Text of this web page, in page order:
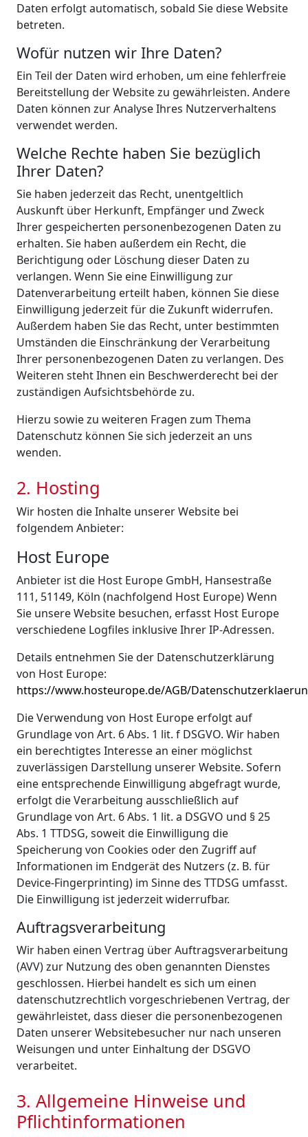
Daten erfolgt automatisch, sobald Sie diese Website
betreten.
Wofür nutzen wir Ihre Daten?
Ein Teil der Daten wird erhoben, um eine fehlerfreie
Bereitstellung der Website zu gewährleisten. Andere
Daten können zur Analyse Ihres Nutzerverhaltens
verwendet werden.
Welche Rechte haben Sie bezüglich
Ihrer Daten?
Sie haben jederzeit das Recht, unentgeltlich
Auskunft über Herkunft, Empfänger und Zweck
Ihrer gespeicherten personenbezogenen Daten zu
erhalten. Sie haben außerdem ein Recht, die
Berichtigung oder Löschung dieser Daten zu
verlangen. Wenn Sie eine Einwilligung zur
Datenverarbeitung erteilt haben, können Sie diese
Einwilligung jederzeit für die Zukunft widerrufen.
Außerdem haben Sie das Recht, unter bestimmten
Umständen die Einschränkung der Verarbeitung
Ihrer personenbezogenen Daten zu verlangen. Des
Weiteren steht Ihnen ein Beschwerderecht bei der
zuständigen Aufsichtsbehörde zu.
Hierzu sowie zu weiteren Fragen zum Thema
Datenschutz können Sie sich jederzeit an uns
wenden.
2. Hosting
Wir hosten die Inhalte unserer Website bei
folgendem Anbieter:
Host Europe
Anbieter ist die Host Europe GmbH, Hansestraße
111, 51149, Köln (nachfolgend Host Europe) Wenn
Sie unsere Website besuchen, erfasst Host Europe
verschiedene Logfiles inklusive Ihrer IP-Adressen.
Details entnehmen Sie der Datenschutzerklärung
von Host Europe:
https://www.hosteurope.de/AGB/
Die Verwendung von Host Europe erfolgt auf
Grundlage von Art. 6 Abs. 1 lit. f DSGVO. Wir haben
ein berechtigtes Interesse an einer möglichst
zuverlässigen Darstellung unserer Website. Sofern
eine entsprechende Einwilligung abgefragt wurde,
erfolgt die Verarbeitung ausschließlich auf
Grundlage von Art. 6 Abs. 1 lit. a DSGVO und § 25
Abs. 1 TTDSG, soweit die Einwilligung die
Speicherung von Cookies oder den Zugriff auf
Informationen im Endgerät des Nutzers (z. B. für
Device-Fingerprinting) im Sinne des TTDSG umfasst.
Die Einwilligung ist jederzeit widerrufbar.
Auftragsverarbeitung
Wir haben einen Vertrag über Auftragsverarbeitung
(AVV) zur Nutzung des oben genannten Dienstes
geschlossen. Hierbei handelt es sich um einen
datenschutzrechtlich vorgeschriebenen Vertrag, der
gewährleistet, dass dieser die personenbezogenen
Daten unserer Websitebesucher nur nach unseren
Weisungen und unter Einhaltung der DSGVO
verarbeitet.
3. Allgemeine Hinweise und
Pflicht­informationen